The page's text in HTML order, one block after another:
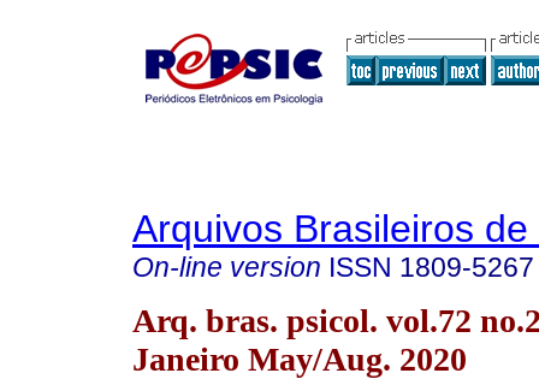
Arquivos Brasileiros
On-line version ISSN 1809-5267
Arq. bras. psicol. vol.72
Janeiro May/Aug. 2020